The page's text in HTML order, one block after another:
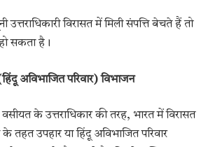
उत्तराधिकारी विरासत में मिली संपत्ति बेचते हैं तो
सकता है।
अविभाजित परिवार) विभाजन
के उत्तराधिकार की तरह, भारत में विरासत
उपहार या हिंदू अविभाजित परिवार